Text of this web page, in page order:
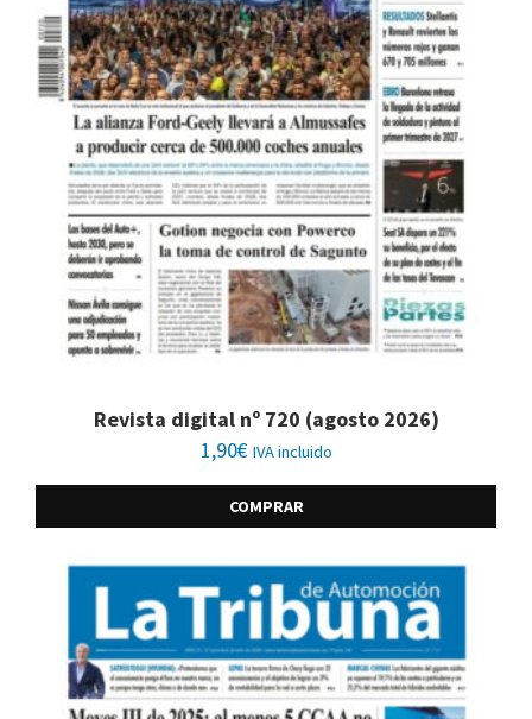
Revista digital nº 720 (agosto 2026)
1,90€ IVA incluido
COMPRAR